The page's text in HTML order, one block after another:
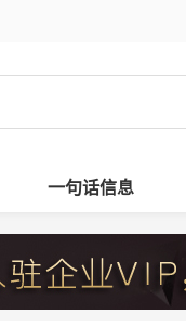
一句话信息